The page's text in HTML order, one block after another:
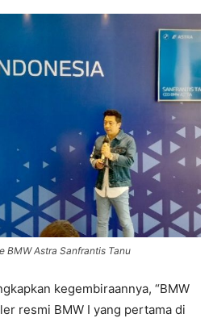
BMW Astra Sanfrantis Tanu
kegembiraannya, “BMW
resmi BMW I yang pertama di